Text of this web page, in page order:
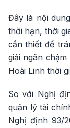
Đây là nội
thời hạn, thời
cần thiết để
giải ngân
Hoài Linh thời
So với Nghị
quản lý tài
Nghị định 93/